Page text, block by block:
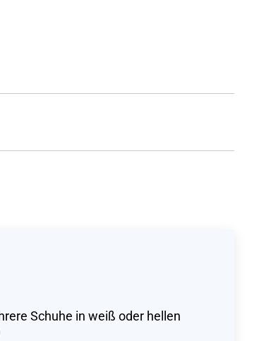
Schuhe in weiß oder hellen